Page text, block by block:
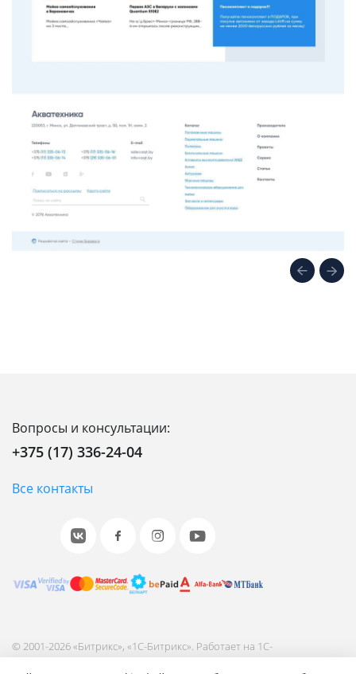
Вопросы и консультации:
+375 (17) 336-24-04
Все контакты
© 2001-2026 «Битрикс», «1С-Битрикс». Работает на 1С-
Битрикс: Управление сайтом.